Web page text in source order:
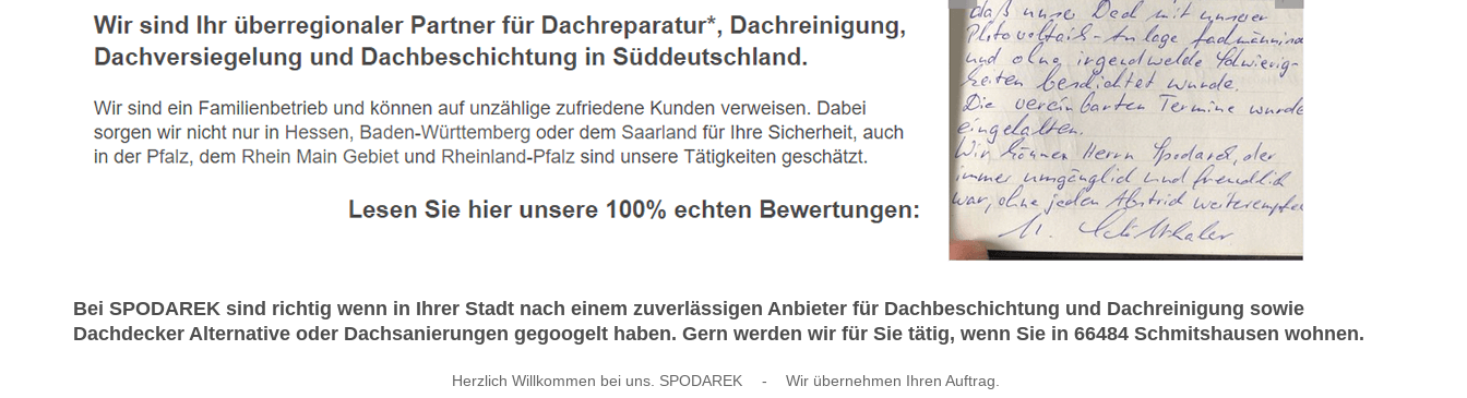
Bei SPODAREK sind richtig wenn in Ihrer Stadt nach einem zuverlässigen Anbieter für Dachbeschichtung und Dachreinigung sowie
Dachdecker Alternative oder Dachsanierungen gegoogelt haben. Gern werden wir für Sie tätig, wenn Sie in 66484 Schmitshausen wohnen.
Herzlich Willkommen bei uns. SPODAREK - Wir übernehmen Ihren Auftrag.